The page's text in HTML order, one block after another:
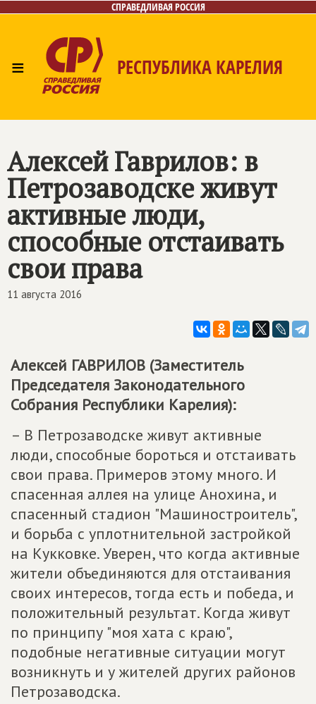
СПРАВЕДЛИВАЯ РОССИЯ
≡ РЕСПУБЛИКА КАРЕЛИЯ
Алексей Гаврилов: в
Петрозаводске живут
активные люди,
способные отстаивать
свои права
11 августа 2016
Алексей ГАВРИЛОВ (Заместитель
Председателя Законодательного
Собрания Республики Карелия):
– В Петрозаводске живут активные
люди, способные бороться и отстаивать
свои права. Примеров этому много. И
спасенная аллея на улице Анохина, и
спасенный стадион "Машиностроитель",
и борьба с уплотнительной застройкой
на Кукковке. Уверен, что когда активные
жители объединяются для отстаивания
своих интересов, тогда есть и победа, и
положительный результат. Когда живут
по принципу "моя хата с краю",
подобные негативные ситуации могут
возникнуть и у жителей других районов
Петрозаводска.